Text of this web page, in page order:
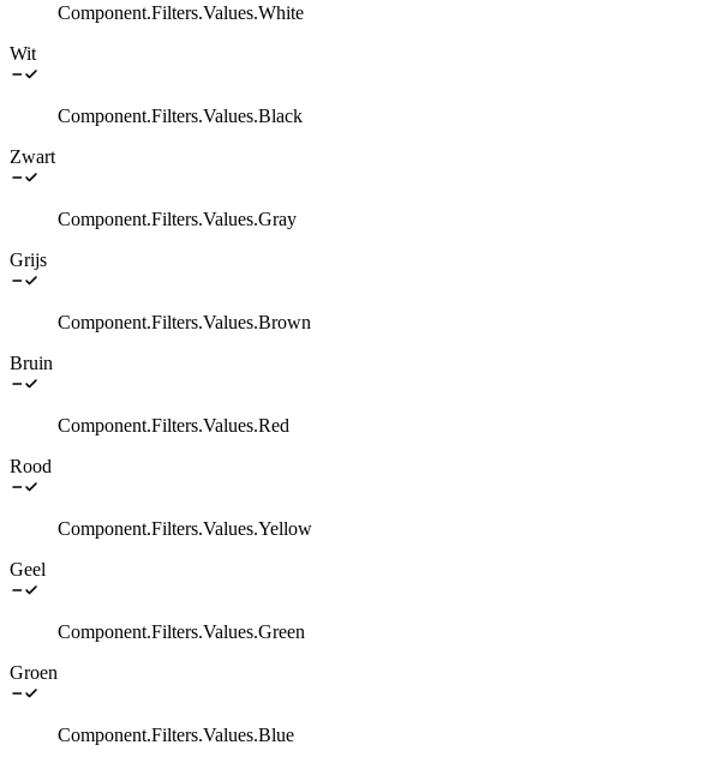
Component.Filters.Values.White
Wit
Component.Filters.Values.Black
Zwart
Component.Filters.Values.Gray
Grijs
Component.Filters.Values.Brown
Bruin
Component.Filters.Values.Red
Rood
Component.Filters.Values.Yellow
Geel
Component.Filters.Values.Green
Groen
Component.Filters.Values.Blue